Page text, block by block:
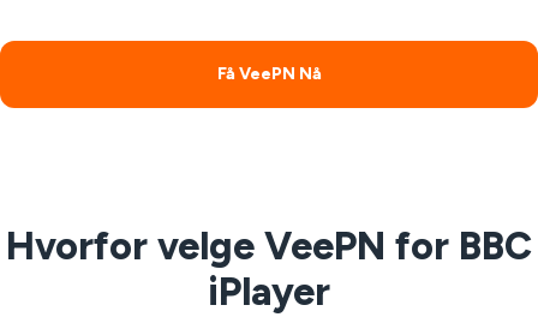
Få VeePN Nå
Hvorfor velge VeePN for BBC
iPlayer